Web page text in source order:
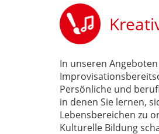
In unseren
Persönliche und
in denen Sie lernen,
Lebensbereichen zu
Kulturelle Bildung